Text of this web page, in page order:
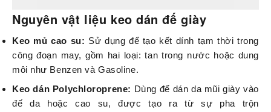
Nguyên vật liệu keo dán đế giày
Keo mủ cao su: Sử dụng để tạo kết dính tạm thời trong
công đoạn may, gồm hai loại: tan trong nước hoặc dung
môi như Benzen và Gasoline.
Keo dán Polychloroprene: Dùng để dán da mũi giày vào
đế da hoặccao su, được tạo ra từ sự pha trộn